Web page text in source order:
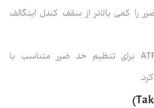
را کمی بالاتر از سقف کندل اینگالف
می‌توان از اندیکاتور ATR برای تنظیم حد ضرر متناسب با